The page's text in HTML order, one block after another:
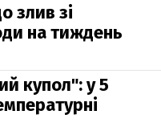
злив зі
на тиждень
купол": у 5